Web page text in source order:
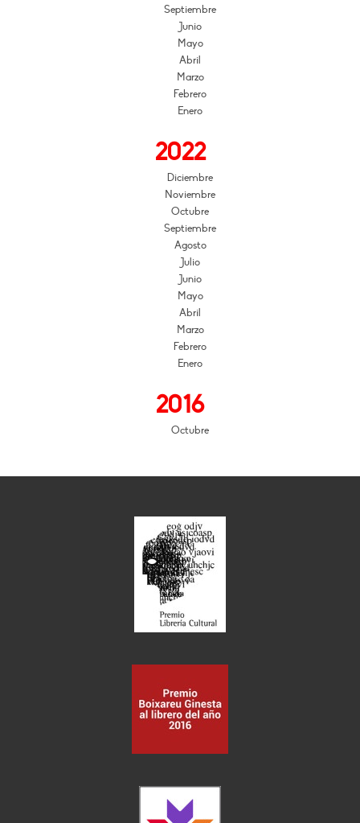
Septiembre
Junio
Mayo
Abril
Marzo
Febrero
Enero
2022
Diciembre
Noviembre
Octubre
Septiembre
Agosto
Julio
Junio
Mayo
Abril
Marzo
Febrero
Enero
2016
Octubre